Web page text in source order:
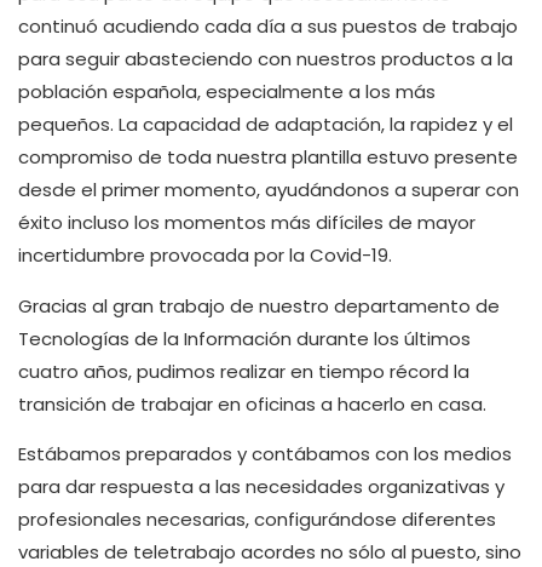
continuó acudiendo cada día a sus puestos de trabajo
para seguir abasteciendo con nuestros productos a la
población española, especialmente a los más
pequeños. La capacidad de adaptación, la rapidez y el
compromiso de toda nuestra plantilla estuvo presente
desde el primer momento, ayudándonos a superar con
éxito incluso los momentos más difíciles de mayor
incertidumbre provocada por la Covid-19.
Gracias al gran trabajo de nuestro departamento de
Tecnologías de la Información durante los últimos
cuatro años, pudimos realizar en tiempo récord la
transición de trabajar en oficinas a hacerlo en casa.
Estábamos preparados y contábamos con los medios
para dar respuesta a las necesidades organizativas y
profesionales necesarias, configurándose diferentes
variables de teletrabajo acordes no sólo al puesto, sino